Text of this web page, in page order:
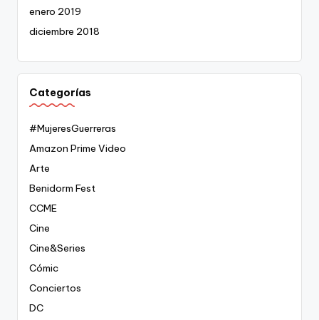
enero 2019
diciembre 2018
Categorías
#MujeresGuerreras
Amazon Prime Video
Arte
Benidorm Fest
CCME
Cine
Cine&Series
Cómic
Conciertos
DC